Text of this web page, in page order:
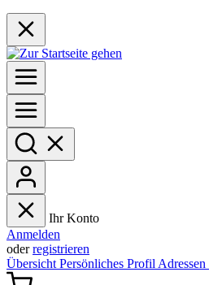
Ihr Konto
Anmelden
oderregistrieren
Übersicht Persönliches Profil Adressen